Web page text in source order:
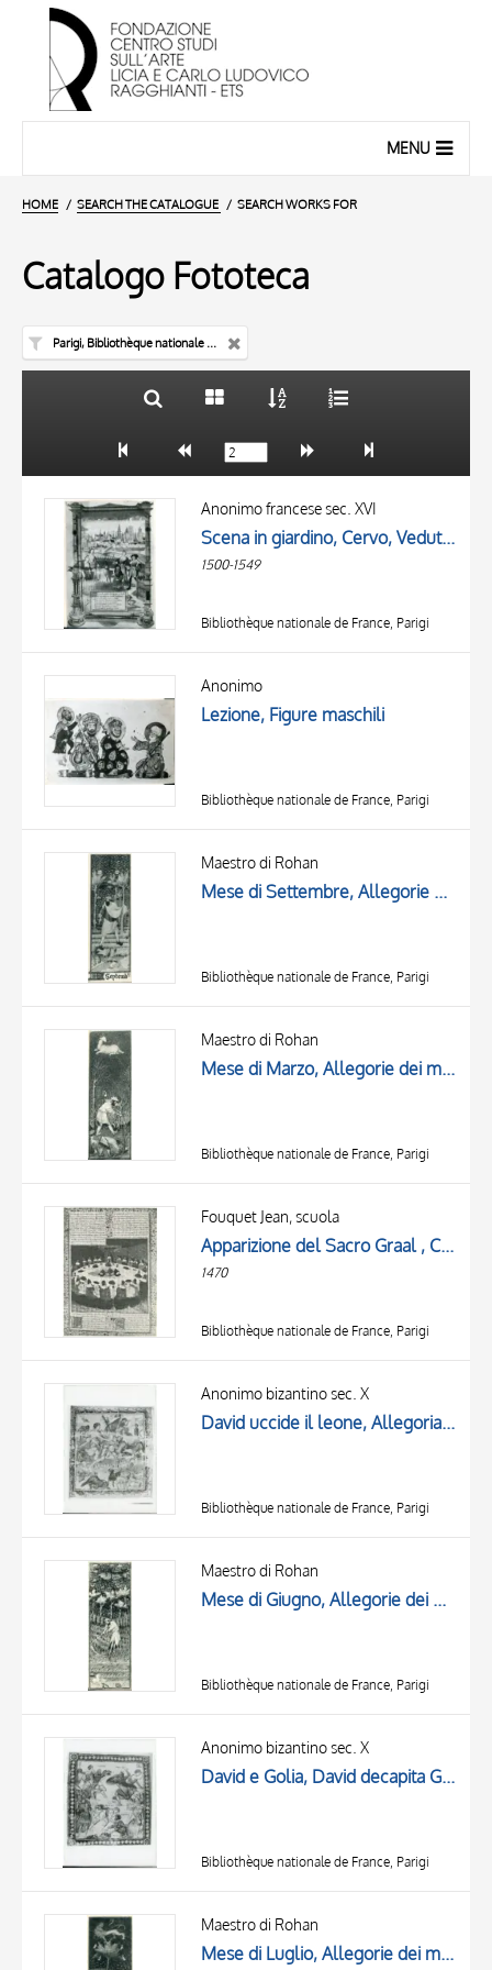
MENU
HOME SEARCH THE CATALOGUE SEARCH WORKS FOR
Catalogo Fototeca
Parigi, Bibliothèque nationale de France
AUTHOR
LOCATION
Anonimo francese sec. XVI
Scena in giardino, Cervo, Veduta di città, Allegoria, Finta cornice architettonica con motivi decorativi
1500-1549
Bibliothèque nationale de France, Parigi
Anonimo
Lezione, Figure maschili
Bibliothèque nationale de France, Parigi
Maestro di Rohan
Mese di Settembre, Allegorie dei mesi
Bibliothèque nationale de France, Parigi
Maestro di Rohan
Mese di Marzo, Allegorie dei mesi
Bibliothèque nationale de France, Parigi
Fouquet Jean, scuola
Apparizione del Sacro Graal , Cornice con motivi decorativi fitomorfi, Iniziale decorata
1470
Bibliothèque nationale de France, Parigi
Anonimo bizantino sec. X
David uccide il leone, Allegoria della Forza, Cornice con motivi decorativi fitomorfi
Bibliothèque nationale de France, Parigi
Maestro di Rohan
Mese di Giugno, Allegorie dei mesi
Bibliothèque nationale de France, Parigi
Anonimo bizantino sec. X
David e Golia, David decapita Golia, Motivo decorativo con losanga e motivi geometrici, Motivi decorativi fitomorfi
Bibliothèque nationale de France, Parigi
Maestro di Rohan
Mese di Luglio, Allegorie dei mesi